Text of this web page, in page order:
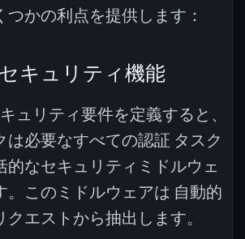
つかの利点を提供します：
キュリティ機能
ュリティ要件を定義すると、
は必要なすべての認証 タスク
的なセキュリティミドルウェ
。このミドルウェアは 自動的
クエストから抽出します。